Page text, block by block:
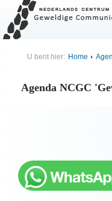
U bent hier: Home
Agenda NCGC